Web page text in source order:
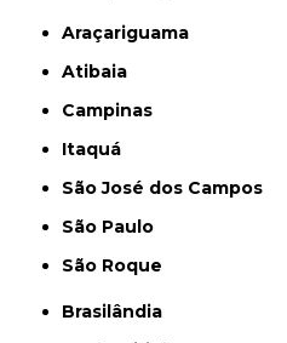
Araçariguama
Atibaia
Campinas
Itaquá
São José dos Campos
São Paulo
São Roque
Brasilândia